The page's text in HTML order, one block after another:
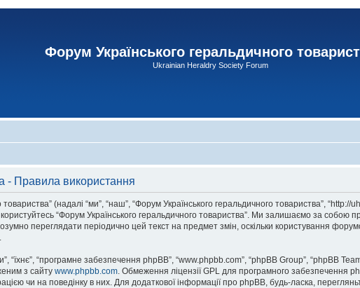
Форум Українського геральдичного
Ukrainian Heraldry Society Forum
- Правила використання
(надалі “ми”, “наш”, “Форум Українського геральдичного товариства”,
“Форум Українського геральдичного товариства”. Ми залишаємо за собою
переглядати періодично цей текст на предмет змін, оскільки користування
“програмне забезпечення phpBB”, “www.phpbb.com”, “phpBB Group”, “phpBB
з сайту www.phpbb.com. Обмеження ліцензії GPL для програмного забезпечення
чи на поведінку в них. Для додаткової інформації про phpBB, будь-ласка,